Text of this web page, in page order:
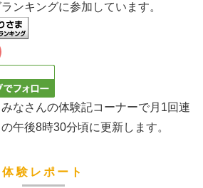
ンキングに参加しています。
みなさんの体験記コーナーで月1回連
午後8時30分頃に更新します。
体験レポート